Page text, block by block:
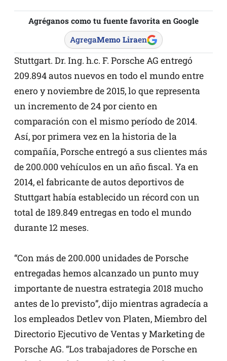
Agréganos como tu fuente favorita en Google
AgregaMemo Liraen
Stuttgart. Dr. Ing. h.c. F. Porsche AG entregó
209.894 autos nuevos en todo el mundo entre
enero y noviembre de 2015, lo que representa
un incremento de 24 por ciento en
comparación con el mismo período de 2014.
Así, por primera vez en la historia de la
compañía, Porsche entregó a sus clientes más
de 200.000 vehículos en un año fiscal. Ya en
2014, el fabricante de autos deportivos de
Stuttgart había establecido un récord con un
total de 189.849 entregas en todo el mundo
durante 12 meses.
“Con más de 200.000 unidades de Porsche
entregadas hemos alcanzado un punto muy
importante de nuestra estrategia 2018 mucho
antes de lo previsto”, dijo mientras agradecía a
los empleados Detlev von Platen, Miembro del
Directorio Ejecutivo de Ventas y Marketing de
Porsche AG. “Los trabajadores de Porsche en